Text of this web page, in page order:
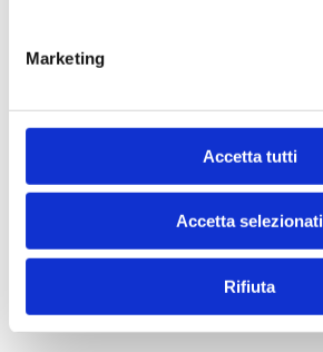
Marketing
Accetta tutti
Accetta selezionati
Rifiuta
Storage